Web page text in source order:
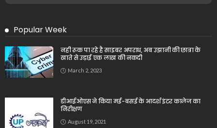
Popular Week
नही रूक पा रहे है साइबर अपराध, अब उझानी की छात्रा के
खाते से उड़ाई एक लाख की नकदी
March 2, 2023
डीआईओएस ने किया मई-बसई के आदर्श इंटर कालेज का
निरीक्षण
August 19, 2021